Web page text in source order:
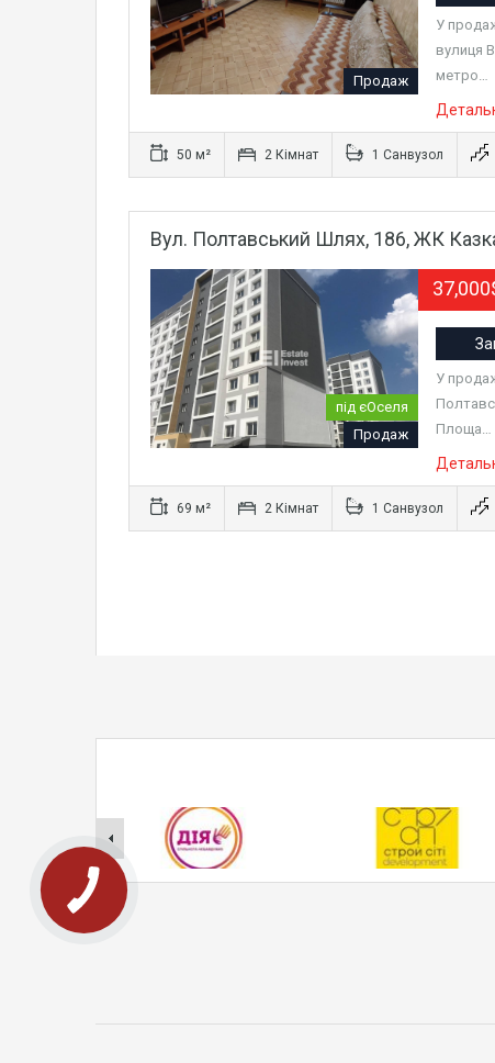
Продаж
У
вулиця
метро…
50 м² 2 Кімнат 1 Санвузол
Вул. Полтавський Шлях, 186, ЖК
під єОселя
Продаж
У
Площа…
69 м² 2 Кімнат 1 Санвузол